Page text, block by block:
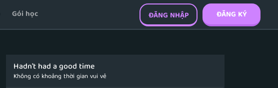
Gói học ĐĂNG KÝ
ĐĂNG NHẬP
Hadn't had a good time
Không có khoảng thời gian vui vẻ